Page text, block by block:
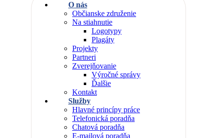
O nás
Občianske združenie
Na stiahnutie
Logotypy
Plagáty
Projekty
Partneri
Zverejňovanie
Výročné správy
Ďalšie
Kontakt
Služby
Hlavné princípy práce
Telefonická poradňa
Chatová poradňa
E-mailová poradňa